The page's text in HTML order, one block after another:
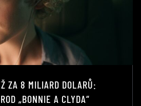
ZA 8 MILIARD DOLARŮ:
„BONNIE A CLYDA“